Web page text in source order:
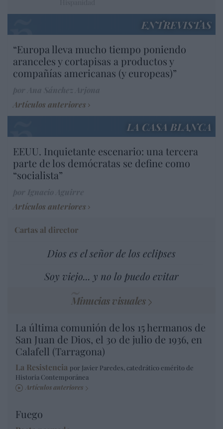
ENTREVISTAS
“Europa lleva mucho tiempo poniendo
aranceles y cortapisas a productos y
compañías americanas (y europeas)”
Artículos anteriores
LA CASA BLANCA
EEUU. Inquietante escenario: una tercera
parte de los demócratas se define como
“socialista”
Artículos anteriores
Cartas al director
Dios es el señor de los eclipses
Soy viejo... y no lo puedo evitar
Minucias visuales
La última comunión de los 15 hermanos de
San Juan de Dios, el 30 de julio de 1936, en
Calafell (Tarragona)
La Resistencia por Javier Paredes, catedrático emérito de
Historia Contemporánea
Artículos anteriores
Fuego